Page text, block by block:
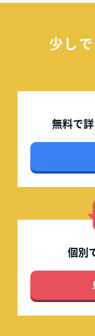
少し
無料で
個別